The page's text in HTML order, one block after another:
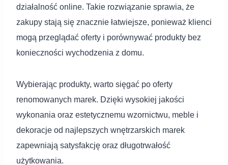
działalność online. Takie rozwiązanie sprawia, że
zakupy stają się znacznie łatwiejsze, ponieważ klienci
mogą przeglądać oferty i porównywać produkty bez
konieczności wychodzenia z domu.
Wybierając produkty, warto sięgać po oferty
renomowanych marek. Dzięki wysokiej jakości
wykonania oraz estetycznemu wzornictwu, meble i
dekoracje od najlepszych wnętrzarskich marek
zapewniają satysfakcję oraz długotrwałość
użytkowania.